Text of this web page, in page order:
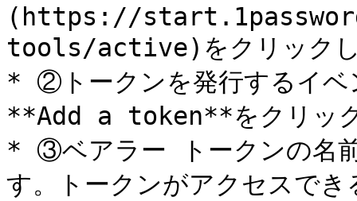
(https://
tools/active)をクリックし
* ②トークンを発行するイベ
**Add a token**をクリッ
* ③ベアラー トークンの名
す。トークンがアクセスで